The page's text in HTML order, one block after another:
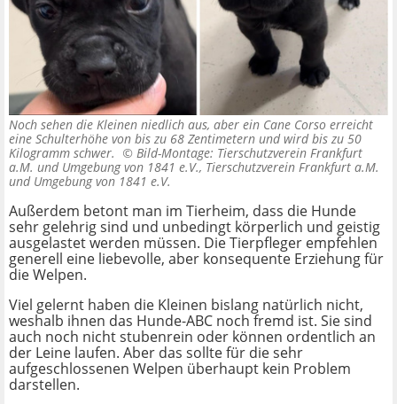
Noch sehen die Kleinen niedlich aus, aber ein Cane Corso erreicht
eine Schulterhöhe von bis zu 68 Zentimetern und wird bis zu 50
Kilogramm schwer. © Bild-Montage: Tierschutzverein Frankfurt
a.M. und Umgebung von 1841 e.V., Tierschutzverein Frankfurt a.M.
und Umgebung von 1841 e.V.
Außerdem betont man im Tierheim, dass die Hunde
sehr gelehrig sind und unbedingt körperlich und geistig
ausgelastet werden müssen. Die Tierpfleger empfehlen
generell eine liebevolle, aber konsequente Erziehung für
die Welpen.
Viel gelernt haben die Kleinen bislang natürlich nicht,
weshalb ihnen das Hunde-ABC noch fremd ist. Sie sind
auch noch nicht stubenrein oder können ordentlich an
der Leine laufen. Aber das sollte für die sehr
aufgeschlossenen Welpen überhaupt kein Problem
darstellen.